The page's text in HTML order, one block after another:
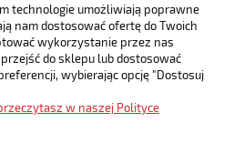
technologie umożliwiają poprawne
nam dostosować ofertę do Twoich
wykorzystanie przez nas
do sklepu lub dostosować
wybierając opcję "Dostosuj
w naszej Polityce